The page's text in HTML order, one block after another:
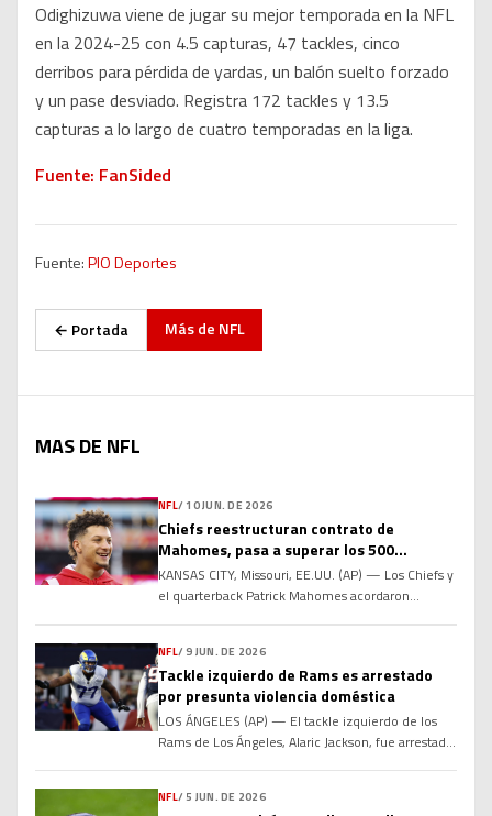
Odighizuwa viene de jugar su mejor temporada en la NFL
en la 2024-25 con 4.5 capturas, 47 tackles, cinco
derribos para pérdida de yardas, un balón suelto forzado
y un pase desviado. Registra 172 tackles y 13.5
capturas a lo largo de cuatro temporadas en la liga.
Fuente: FanSided
Fuente:PIO Deportes
← Portada Más de NFL
MAS DE NFL
NFL/ 10 JUN. DE 2026
Chiefs reestructuran contrato de
Mahomes, pasa a superar los 500
millones de dólares
KANSAS CITY, Missouri, EE.UU. (AP) — Los Chiefs y
el quarterback Patrick Mahomes acordaron
encima de los 500 millones de dólares, informó a
The Associated Press el miércoles una persona
familiarizada con los términos. La fuente habló
con la […]
NFL/9 JUN. DE 2026
Tackle izquierdo de Rams es arrestado
por presunta violencia doméstica
LOS ÁNGELES (AP) — El tackle izquierdo de los
Rams de Los Ángeles, Alaric Jackson, fue arrestado
Los Ángeles informó que Jackson fue arrestado
NFL/ 5 JUN. DE 2026